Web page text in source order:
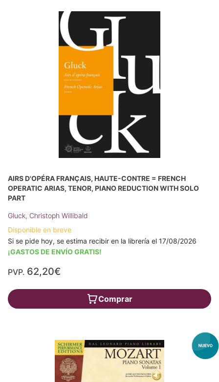
AIRS D'OPÉRA FRANÇAIS, HAUTE-CONTRE = FRENCH
OPERATIC ARIAS, TENOR, PIANO REDUCTION WITH SOLO
PART
Gluck, Christoph Willibald
Disponible en breve
Si se pide hoy, se estima recibir en la librería el 17/08/2026
¡GASTOS DE ENVÍO GRATIS!
PVP. 62,20€
Comprar